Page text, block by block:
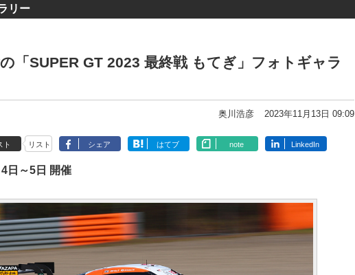
リー
「SUPER GT 2023 最終戦 もてぎ」フォトギャラ
奥川浩彦 2023年11月13日 09:09
ト リスト シェア はてブ note LinkedIn
日～5日 開催